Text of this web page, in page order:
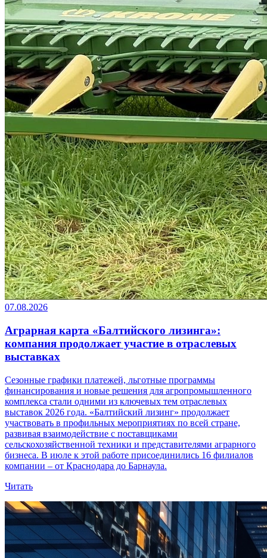
07.08.2026
Аграрная карта «Балтийского лизинга»:
компания продолжает участие в отраслевых
выставках
Сезонные графики платежей, льготные программы
финансирования и новые решения для агропромышленного
комплекса стали одними из ключевых тем отраслевых
выставок 2026 года. «Балтийский лизинг» продолжает
участвовать в профильных мероприятиях по всей стране,
развивая взаимодействие с поставщиками
сельскохозяйственной техники и представителями аграрного
бизнеса. В июле к этой работе присоединились 16 филиалов
компании – от Краснодара до Барнаула.
Читать